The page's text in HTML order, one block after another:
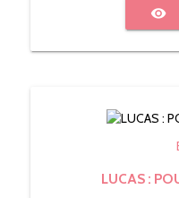
visibility
LUCAS :